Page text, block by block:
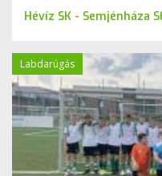
Hévíz SK - Semjénháza
Labdarúgás